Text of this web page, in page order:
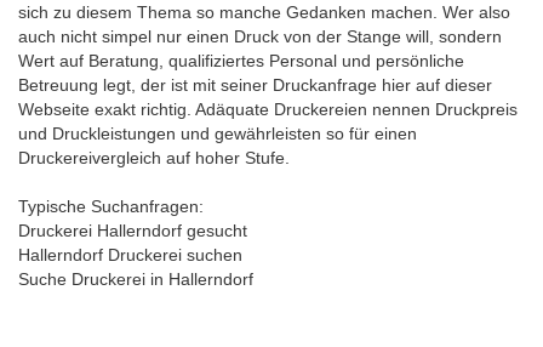
sich zu diesem Thema so manche Gedanken machen. Wer also
auch nicht simpel nur einen Druck von der Stange will, sondern
Wert auf Beratung, qualifiziertes Personal und persönliche
Betreuung legt, der ist mit seiner Druckanfrage hier auf dieser
Webseite exakt richtig. Adäquate Druckereien nennen Druckpreis
und Druckleistungen und gewährleisten so für einen
Druckereivergleich auf hoher Stufe.
Typische Suchanfragen:
Druckerei Hallerndorf gesucht
Hallerndorf Druckerei suchen
Suche Druckerei in Hallerndorf